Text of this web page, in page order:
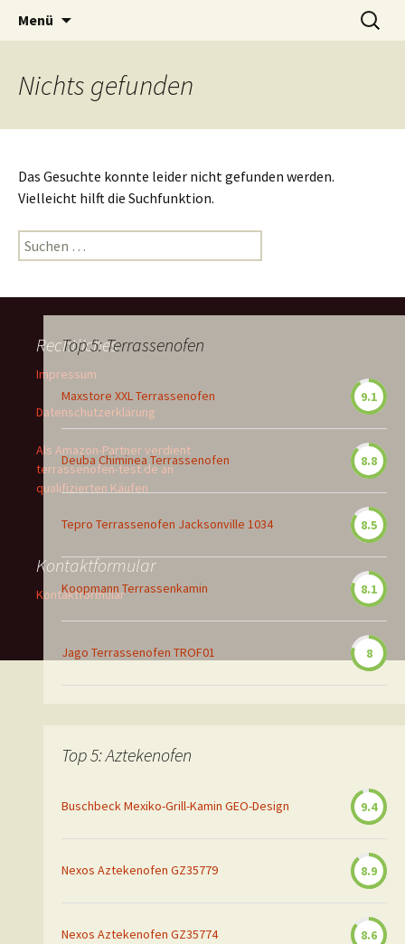
Menü
Suchen
nach:
Nichts gefunden
Das Gesuchte konnte leider nicht gefunden werden.
Vielleicht hilft die Suchfunktion.
Suchen
nach:
Top 5: Terrassenofen
Maxstore XXL Terrassenofen 9.1
Deuba Chiminea Terrassenofen 8.8
Tepro Terrassenofen Jacksonville 1034 8.5
Koopmann Terrassenkamin 8.1
Jago Terrassenofen TROF01 8
Top 5: Aztekenofen
Buschbeck Mexiko-Grill-Kamin GEO-Design 9.4
Nexos Aztekenofen GZ35779 8.9
Nexos Aztekenofen GZ35774 8.6
Rechtliches
Impressum
Datenschutzerklärung
Als Amazon-Partner verdient
terrassenofen-test.de an
qualifizierten Käufen
Kontaktformular
Kontaktformular